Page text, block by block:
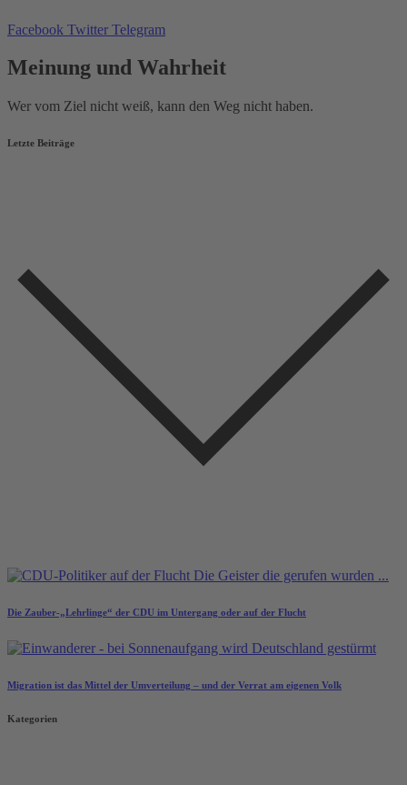
Facebook Twitter Telegram
Meinung und Wahrheit
Wer vom Ziel nicht weiß, kann den Weg nicht haben.
Letzte Beiträge
Die Zauber-„Lehrlinge“ der CDU im Untergang oder auf der Flucht
Migration ist das Mittel der Umverteilung – und der Verrat am eigenen Volk
Kategorien